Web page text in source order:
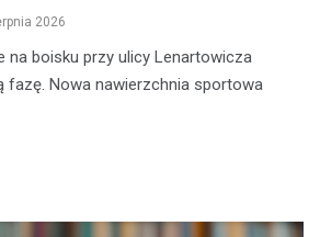
2026
na boisku przy ulicy Lenartowicza
fazę. Nowa nawierzchnia sportowa